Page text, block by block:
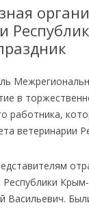
в
работника,
ветеринарии